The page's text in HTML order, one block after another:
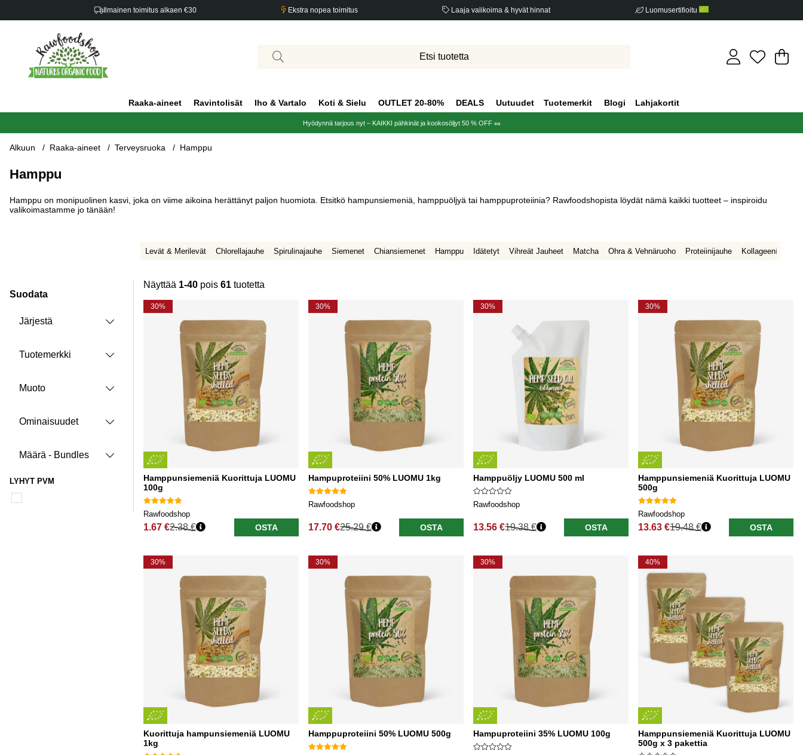
Ilmainen toimitus alkaen €30 Ekstra nopea toimitus Laaja valikoima & hyvät hinnat Luomusertifioitu
.
Raaka-aineet Ravintolisät Iho & Vartalo Koti & Sielu OUTLET 20-80% DEALS Uutuudet Tuotemerkit Blogi Lahjakortit
Hyödynnä tarjous nyt – KAIKKI pähkinät ja kookosöljyt 50 % OFF 🥜
Alkuun Raaka-aineet Terveysruoka Hamppu
Hamppu
Hamppu on monipuolinen kasvi, joka on viime aikoina herättänyt paljon huomiota. Etsitkö hampunsiemeniä, hamppuöljyä tai hamppuproteiinia? Rawfoodshopista löydät nämä kaikki tuotteet – inspiroidu
valikoimastamme jo tänään!
Levät & Merilevät Chlorellajauhe Spirulinajauhe Siemenet Chiansiemenet Hamppu Idätetyt Vihreät Jauheet Matcha Ohra & Vehnäruoho Proteiinijauhe Kollageeni
Suodata
Järjestä
Tuotemerkki
Muoto
Ominaisuudet
Määrä - Bundles
LYHYT PVM
Näyttää 1-40 pois 61 tuotetta
Tuotteet
30%
Hamppunsiemeniä Kuorittuja LUOMU
100g
Rawfoodshop
1.67 €
Normaali hinta
2.38 € OSTA
30%
Hampuproteiini 50% LUOMU 1kg
Rawfoodshop
17.70 €
Normaali hinta
25.29 € OSTA
30%
Hamppuöljy LUOMU 500 ml
Rawfoodshop
13.56 €
Normaali hinta
19.38 € OSTA
30%
Hamppunsiemeniä Kuorittuja LUOMU
500g
Rawfoodshop
13.63 €
Normaali hinta
19.48 € OSTA
30%
Kuorittuja hampunsiemeniä LUOMU
1kg
30%
Hamppuproteiini 50% LUOMU 500g
30%
Hampuproteiini 35% LUOMU 100g
40%
Hamppunsiemeniä Kuorittuja LUOMU
500g x 3 pakettia